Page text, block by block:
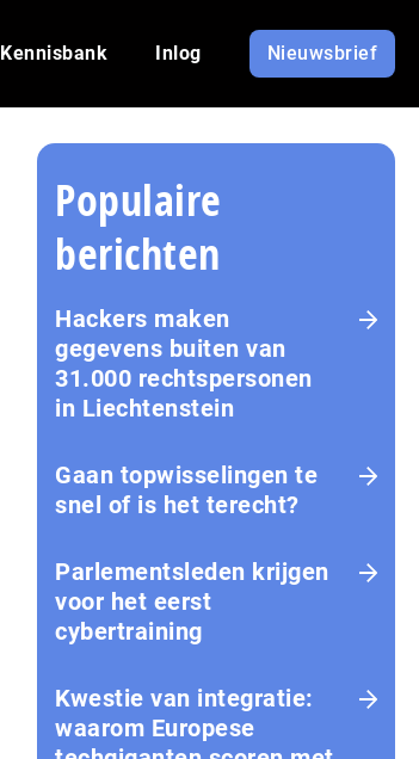
Kennisbank Inlog Nieuwsbrief
Populaire
berichten
Hackers maken
gegevens buiten van
31.000 rechtspersonen
in Liechtenstein
Gaan topwisselingen te
snel of is het terecht?
Parlementsleden krijgen
voor het eerst
cybertraining
Kwestie van integratie:
waarom Europese